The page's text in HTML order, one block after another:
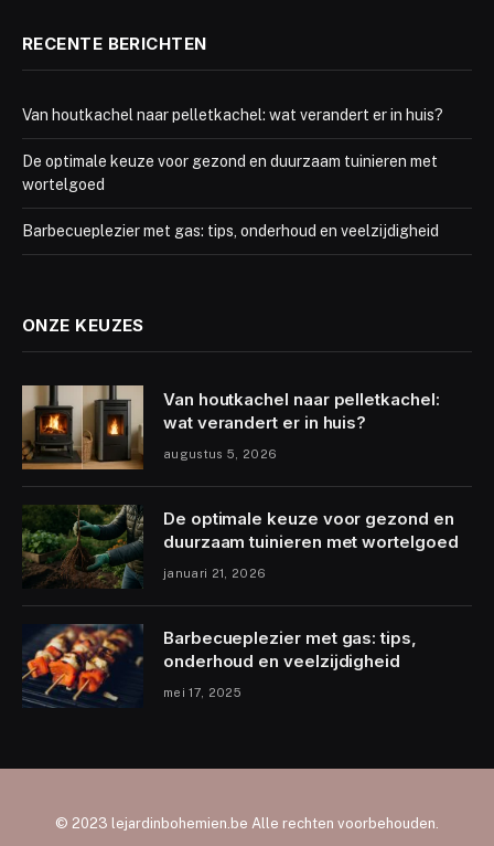
RECENTE BERICHTEN
Van houtkachel naar pelletkachel: wat verandert er in huis?
De optimale keuze voor gezond en duurzaam tuinieren met
wortelgoed
Barbecueplezier met gas: tips, onderhoud en veelzijdigheid
ONZE KEUZES
Van houtkachel naar pelletkachel:
wat verandert er in huis?
augustus 5, 2026
De optimale keuze voor gezond en
duurzaam tuinieren met wortelgoed
januari 21, 2026
Barbecueplezier met gas: tips,
onderhoud en veelzijdigheid
mei 17, 2025
© 2023 lejardinbohemien.be Alle rechten voorbehouden.